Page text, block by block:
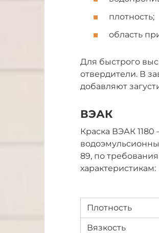
плотность;
область
Для быстрого
отвердители. В
добавляют
ВЭАК
Краска ВЭАК
89, по
характеристикам:
Плотность
Вязкость